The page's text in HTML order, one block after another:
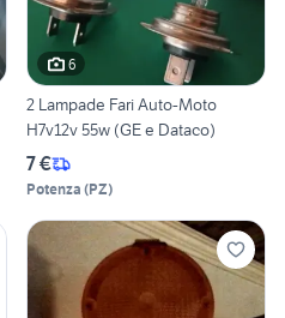
6
2 Lampade Fari Auto-Moto
H7v12v 55w (GE e Dataco)
7 €
Potenza (PZ)